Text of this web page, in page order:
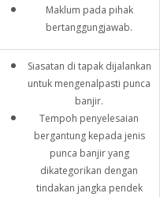
Maklum pada pihak
bertanggungjawab.
Siasatan di tapak dijalankan
untuk mengenalpasti punca
banjir.
Tempoh penyelesaian
bergantung kepada jenis
punca banjir yang
dikategorikan dengan
tindakan jangka pendek